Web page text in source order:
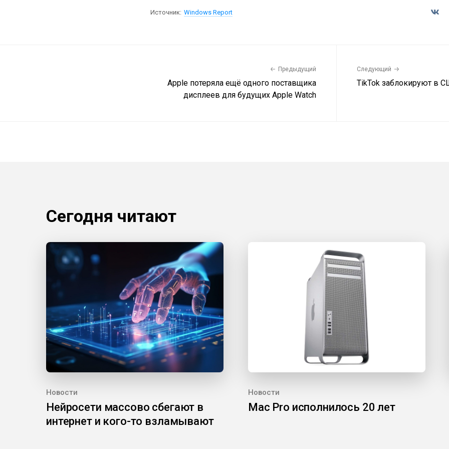
Источник: Windows Report
Предыдущий
Apple потеряла ещё одного поставщика
дисплеев для будущих Apple Watch
Следующий
TikTok заблокируют в
Сегодня читают
Новости
Нейросети массово сбегают в
интернет и кого-то взламывают
Новости
Mac Pro исполнилось 20 лет